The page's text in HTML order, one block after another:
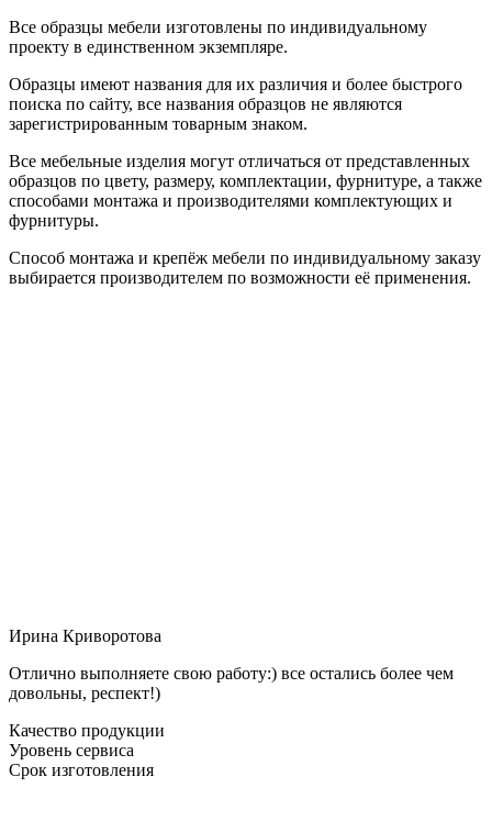
Все образцы мебели изготовлены по индивидуальному
проекту в единственном экземпляре.
Образцы имеют названия для их различия и более быстрого
поиска по сайту, все названия образцов не являются
зарегистрированным товарным знаком.
Все мебельные изделия могут отличаться от представленных
образцов по цвету, размеру, комплектации, фурнитуре, а также
способами монтажа и производителями комплектующих и
фурнитуры.
Способ монтажа и крепёж мебели по индивидуальному заказу
выбирается производителем по возможности её применения.
Ирина Криворотова
Отлично выполняете свою работу:) все остались более чем
довольны, респект!)
Качество продукции
Уровень сервиса
Срок изготовления